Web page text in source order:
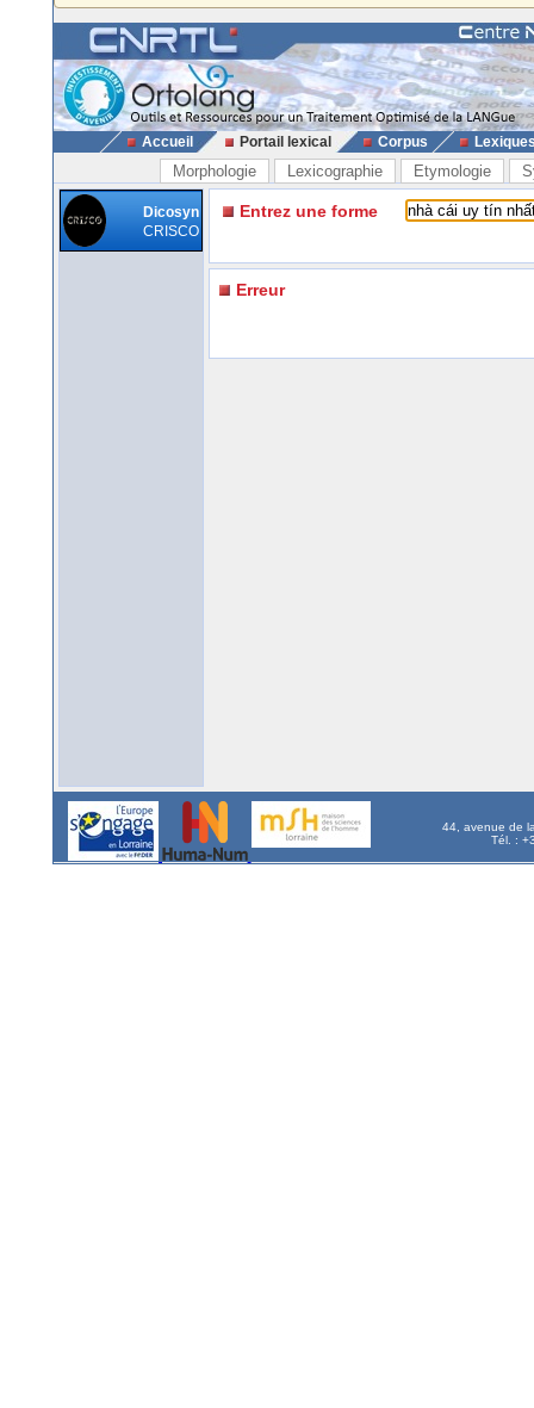
Accueil Portail lexical Corpus
Morphologie Lexicographie Etymologie
Dicosyn
CRISCO
Entrez une forme
Erreur
44, avenue de
Tél. :